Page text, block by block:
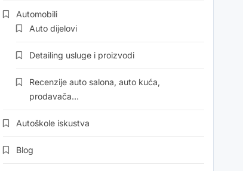
Automobili
Auto dijelovi
Detailing usluge i proizvodi
Recenzije auto salona, auto kuća,
prodavača…
Autoškole iskustva
Blog